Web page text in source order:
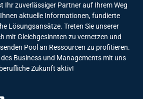
Ihr zuverlässiger Partner auf Ihrem Weg
aktuelle Informationen, fundierte
Lösungsansätze. Treten Sie unserer
mit Gleichgesinnten zu vernetzen und
Pool an Ressourcen zu profitieren.
des Business und Managements mit uns
Zukunft aktiv!